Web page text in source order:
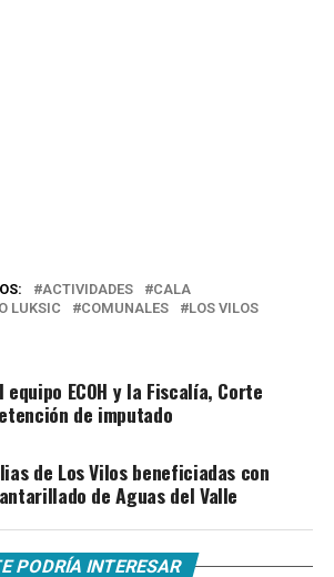
ACTIVIDADES
CALA
LUKSIC
COMUNALES
LOS VILOS
ECOH y la Fiscalía, Corte
de imputado
de Los Vilos beneficiadas con
de Aguas del Valle
PODRÍA INTERESAR